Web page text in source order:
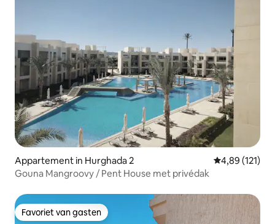
Appartement in Hurghada 2 Gemiddelde
4,89 (121)
Gouna Mangroovy / Pent House met privédak
Favoriet van gasten
Favoriet van gasten